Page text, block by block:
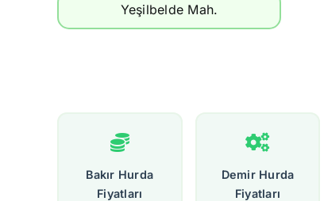
Yeşilbelde Mah.
Bakır Hurda
Fiyatları
Demir Hurda
Fiyatları